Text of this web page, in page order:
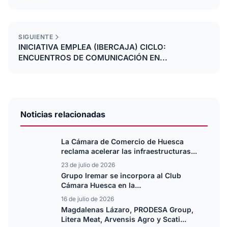
SIGUIENTE
INICIATIVA EMPLEA (IBERCAJA) CICLO:
ENCUENTROS DE COMUNICACIÓN EN...
Noticias relacionadas
La Cámara de Comercio de Huesca
reclama acelerar las infraestructuras...
23 de julio de 2026
Grupo Iremar se incorpora al Club
Cámara Huesca en la...
16 de julio de 2026
Magdalenas Lázaro, PRODESA Group,
Litera Meat, Arvensis Agro y Scati...